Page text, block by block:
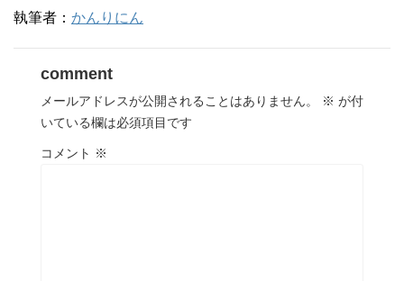
執筆者： かんりにん
comment
メールアドレスが公開されることはありません。 ※ が付
いている欄は必須項目です
コメント ※